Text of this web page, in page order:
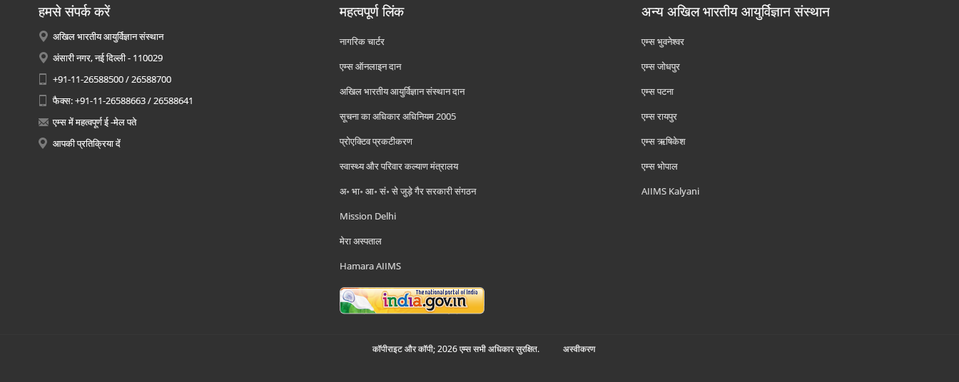
हमसे संपर्क करें
अखिल भारतीय आयुर्विज्ञान संस्थान
अंसारी नगर, नई दिल्ली - 110029
+91-11-26588500 / 26588700
फैक्स: +91-11-26588663 / 26588641
एम्स में महत्वपूर्ण ई -मेल पते
आपकी प्रतिक्रिया दें
महत्वपूर्ण लिंक
नागरिक चार्टर
एम्स ऑनलाइन दान
अखिल भारतीय आयुर्विज्ञान संस्थान दान
सूचना का अधिकार अधिनियम 2005
प्रोएक्टिव प्रकटीकरण
स्वास्थ्य और परिवार कल्याण मंत्रालय
अ॰ भा॰ आ॰ सं॰ से जुड़े गैर सरकारी संगठन
Mission Delhi
मेरा अस्पताल
Hamara AIIMS
अन्य अखिल भारतीय आयुर्विज्ञान संस्थान
एम्‍स भुवनेश्वर
एम्‍स जोधपुर
एम्‍स पटना
एम्‍स रायपुर
एम्‍स ऋषिकेश
एम्‍स भोपाल
AIIMS Kalyani
कॉपीराइट और कॉपी; 2026 एम्स सभी अधिकार सुरक्षित. अस्‍वीकरण